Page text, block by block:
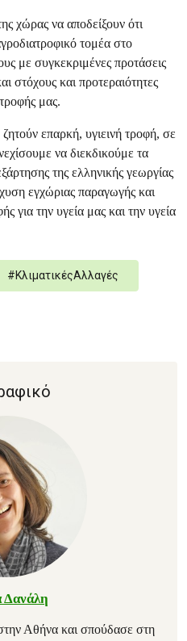
χώρας να αποδείξουν ότι
τομέα στο
με συγκεκριμένες προτάσεις
στόχους και προτεραιότητες
μας.
επαρκή, υγιεινή τροφή, σε
να διεκδικούμε τα
της ελληνικής γεωργίας
εγχώριας παραγωγής και
για την υγεία μας και την υγεία
#ΚλιματικέςΑλλαγές
Δανάλη
Αθήνα και σπούδασε στη